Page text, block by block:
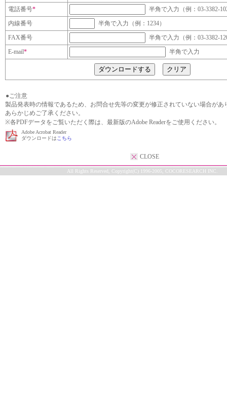
電話番号*
半角で入力（例：03-3382-
内線番号
半角で入力（例：1234）
FAX番号
半角で入力（例：03-3382-
E-mail* 半角で入力
●ご注意
製品発表時の情報であるため、お問合せ先等の変更が修正されていない場合があ
あらかじめご了承ください。
※各PDFデータをご覧いただく際は、最新版のAdobe Readerをご使用ください。
Adobe Acrobat Reader
ダウンロードは こちら
CLOSE
All Rights Reserved, Copyright(C) 1996-2005, COCORESEARCH INC.